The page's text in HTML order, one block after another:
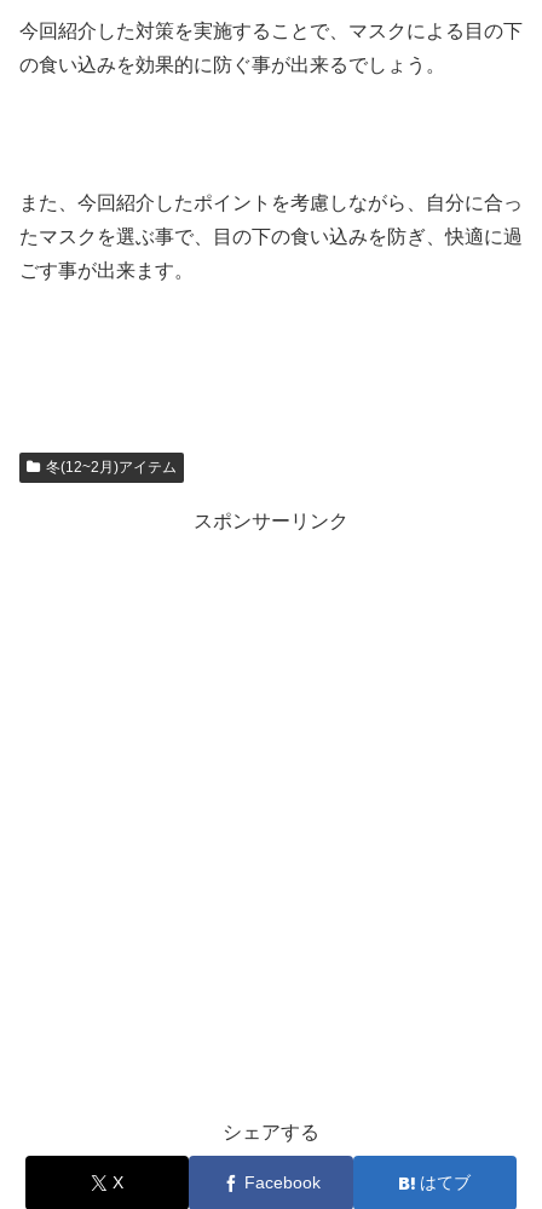
今回紹介した対策を実施することで、マスクによる目の下
の食い込みを効果的に防ぐ事が出来るでしょう。
また、今回紹介したポイントを考慮しながら、自分に合っ
たマスクを選ぶ事で、目の下の食い込みを防ぎ、快適に過
ごす事が出来ます。
冬(12~2月)アイテム
スポンサーリンク
シェアする
X Facebook はてブ